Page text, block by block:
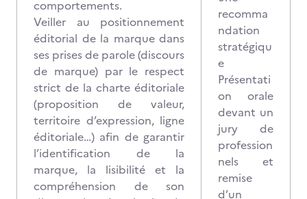
comportements.
Veiller au positionnement
éditorial de la marque dans
ses prises de parole (discours
de marque) par le respect
strict de la charte éditoriale
(proposition de valeur,
territoire d’expression, ligne
éditoriale…) afin de garantir
l’identification de la
marque, la lisibilité et la
compréhension de son
recomma
ndation
stratégiqu
e
Présentati
on orale
devant un
jury de
profession
nels et
remise
d’un